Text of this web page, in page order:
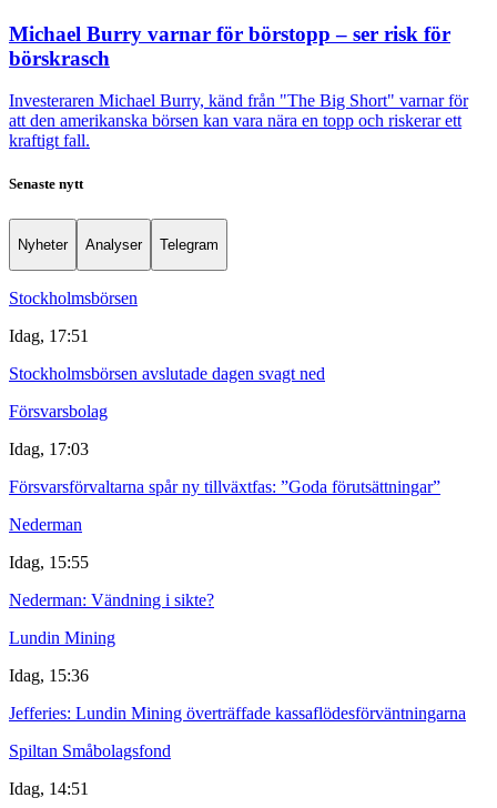
Michael Burry varnar för börstopp – ser risk för
börskrasch
Investeraren Michael Burry, känd från "The Big Short" varnar för
att den amerikanska börsen kan vara nära en topp och riskerar ett
kraftigt fall.
Senaste nytt
Nyheter Analyser Telegram
Stockholmsbörsen
Idag, 17:51
Stockholmsbörsen avslutade dagen svagt ned
Försvarsbolag
Idag, 17:03
Försvarsförvaltarna spår ny tillväxtfas: ”Goda förutsättningar”
Nederman
Idag, 15:55
Nederman: Vändning i sikte?
Lundin Mining
Idag, 15:36
Jefferies: Lundin Mining överträffade kassaflödesförväntningarna
Spiltan Småbolagsfond
Idag, 14:51